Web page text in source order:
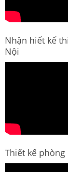
Nhận hiết kế
Nội
Thiết kế